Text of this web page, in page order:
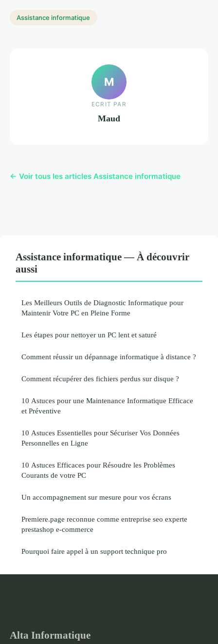
Assistance informatique
M
ECRIT PAR
Maud
← Voir tous les articles Assistance informatique
Assistance informatique — À découvrir
aussi
Les Meilleurs Outils de Diagnostic Informatique pour
Maintenir Votre PC en Pleine Forme
Les étapes pour nettoyer un PC lent et saturé
Comment réussir un dépannage informatique à distance ?
Comment récupérer des fichiers perdus sur disque ?
10 Astuces pour une Maintenance Informatique Efficace
et Préventive
10 Astuces Essentielles pour Sécuriser Vos Données
Personnelles en Ligne
10 Astuces Efficaces pour Résoudre les Problèmes
Courants de votre PC
Un accompagnement sur mesure pour vos écrans
Premiere.page reconnue comme entreprise seo experte
prestashop e‑commerce
Pourquoi faire appel à un support technique pro
Alta Informatique